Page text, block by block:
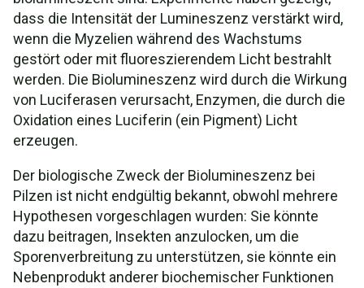
dass die Intensität der Lumineszenz verstärkt wird,
wenn die Myzelien während des Wachstums
gestört oder mit fluoreszierendem Licht bestrahlt
werden. Die Biolumineszenz wird durch die Wirkung
von Luciferasen verursacht, Enzymen, die durch die
Oxidation eines Luciferin (ein Pigment) Licht
erzeugen.
Der biologische Zweck der Biolumineszenz bei
Pilzen ist nicht endgültig bekannt, obwohl mehrere
Hypothesen vorgeschlagen wurden: Sie könnte
dazu beitragen, Insekten anzulocken, um die
Sporenverbreitung zu unterstützen, sie könnte ein
Nebenprodukt anderer biochemischer Funktionen